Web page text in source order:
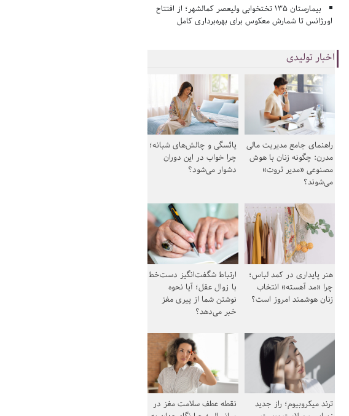
بیمارستان ۱۳۵ تختخوابی ولیعصر کمالشهر؛ از افتتاح
اورژانس تا شمارش معکوس برای بهره‌برداری کامل
اخبار تولیدی
راهنمای جامع مدیریت مالی
مدرن: چگونه زنان با هوش
مصنوعی «مدیر ثروت»
می‌شوند؟
یائسگی و چالش‌های شبانه؛
چرا خواب در این دوران
دشوار می‌شود؟
هنر پایداری در کمد لباس؛
چرا «مد آهسته» انتخاب
زنان هوشمند امروز است؟
ارتباط شگفت‌انگیز دست‌خط
با زوال عقل؛ آیا نحوه
نوشتن شما از پیری مغز
خبر می‌دهد؟
ترند میکروبیوم؛ راز جدید
نقطه عطف سلامت مغز در